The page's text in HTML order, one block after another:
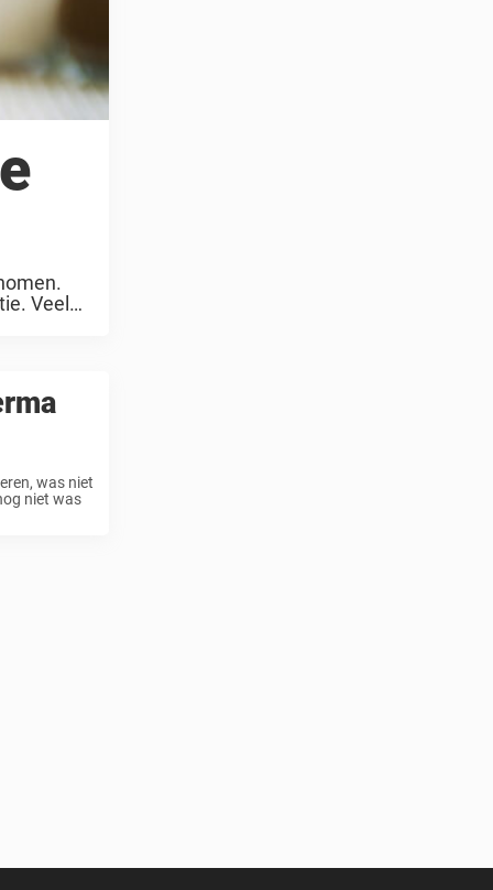
Veel
was niet
niet was